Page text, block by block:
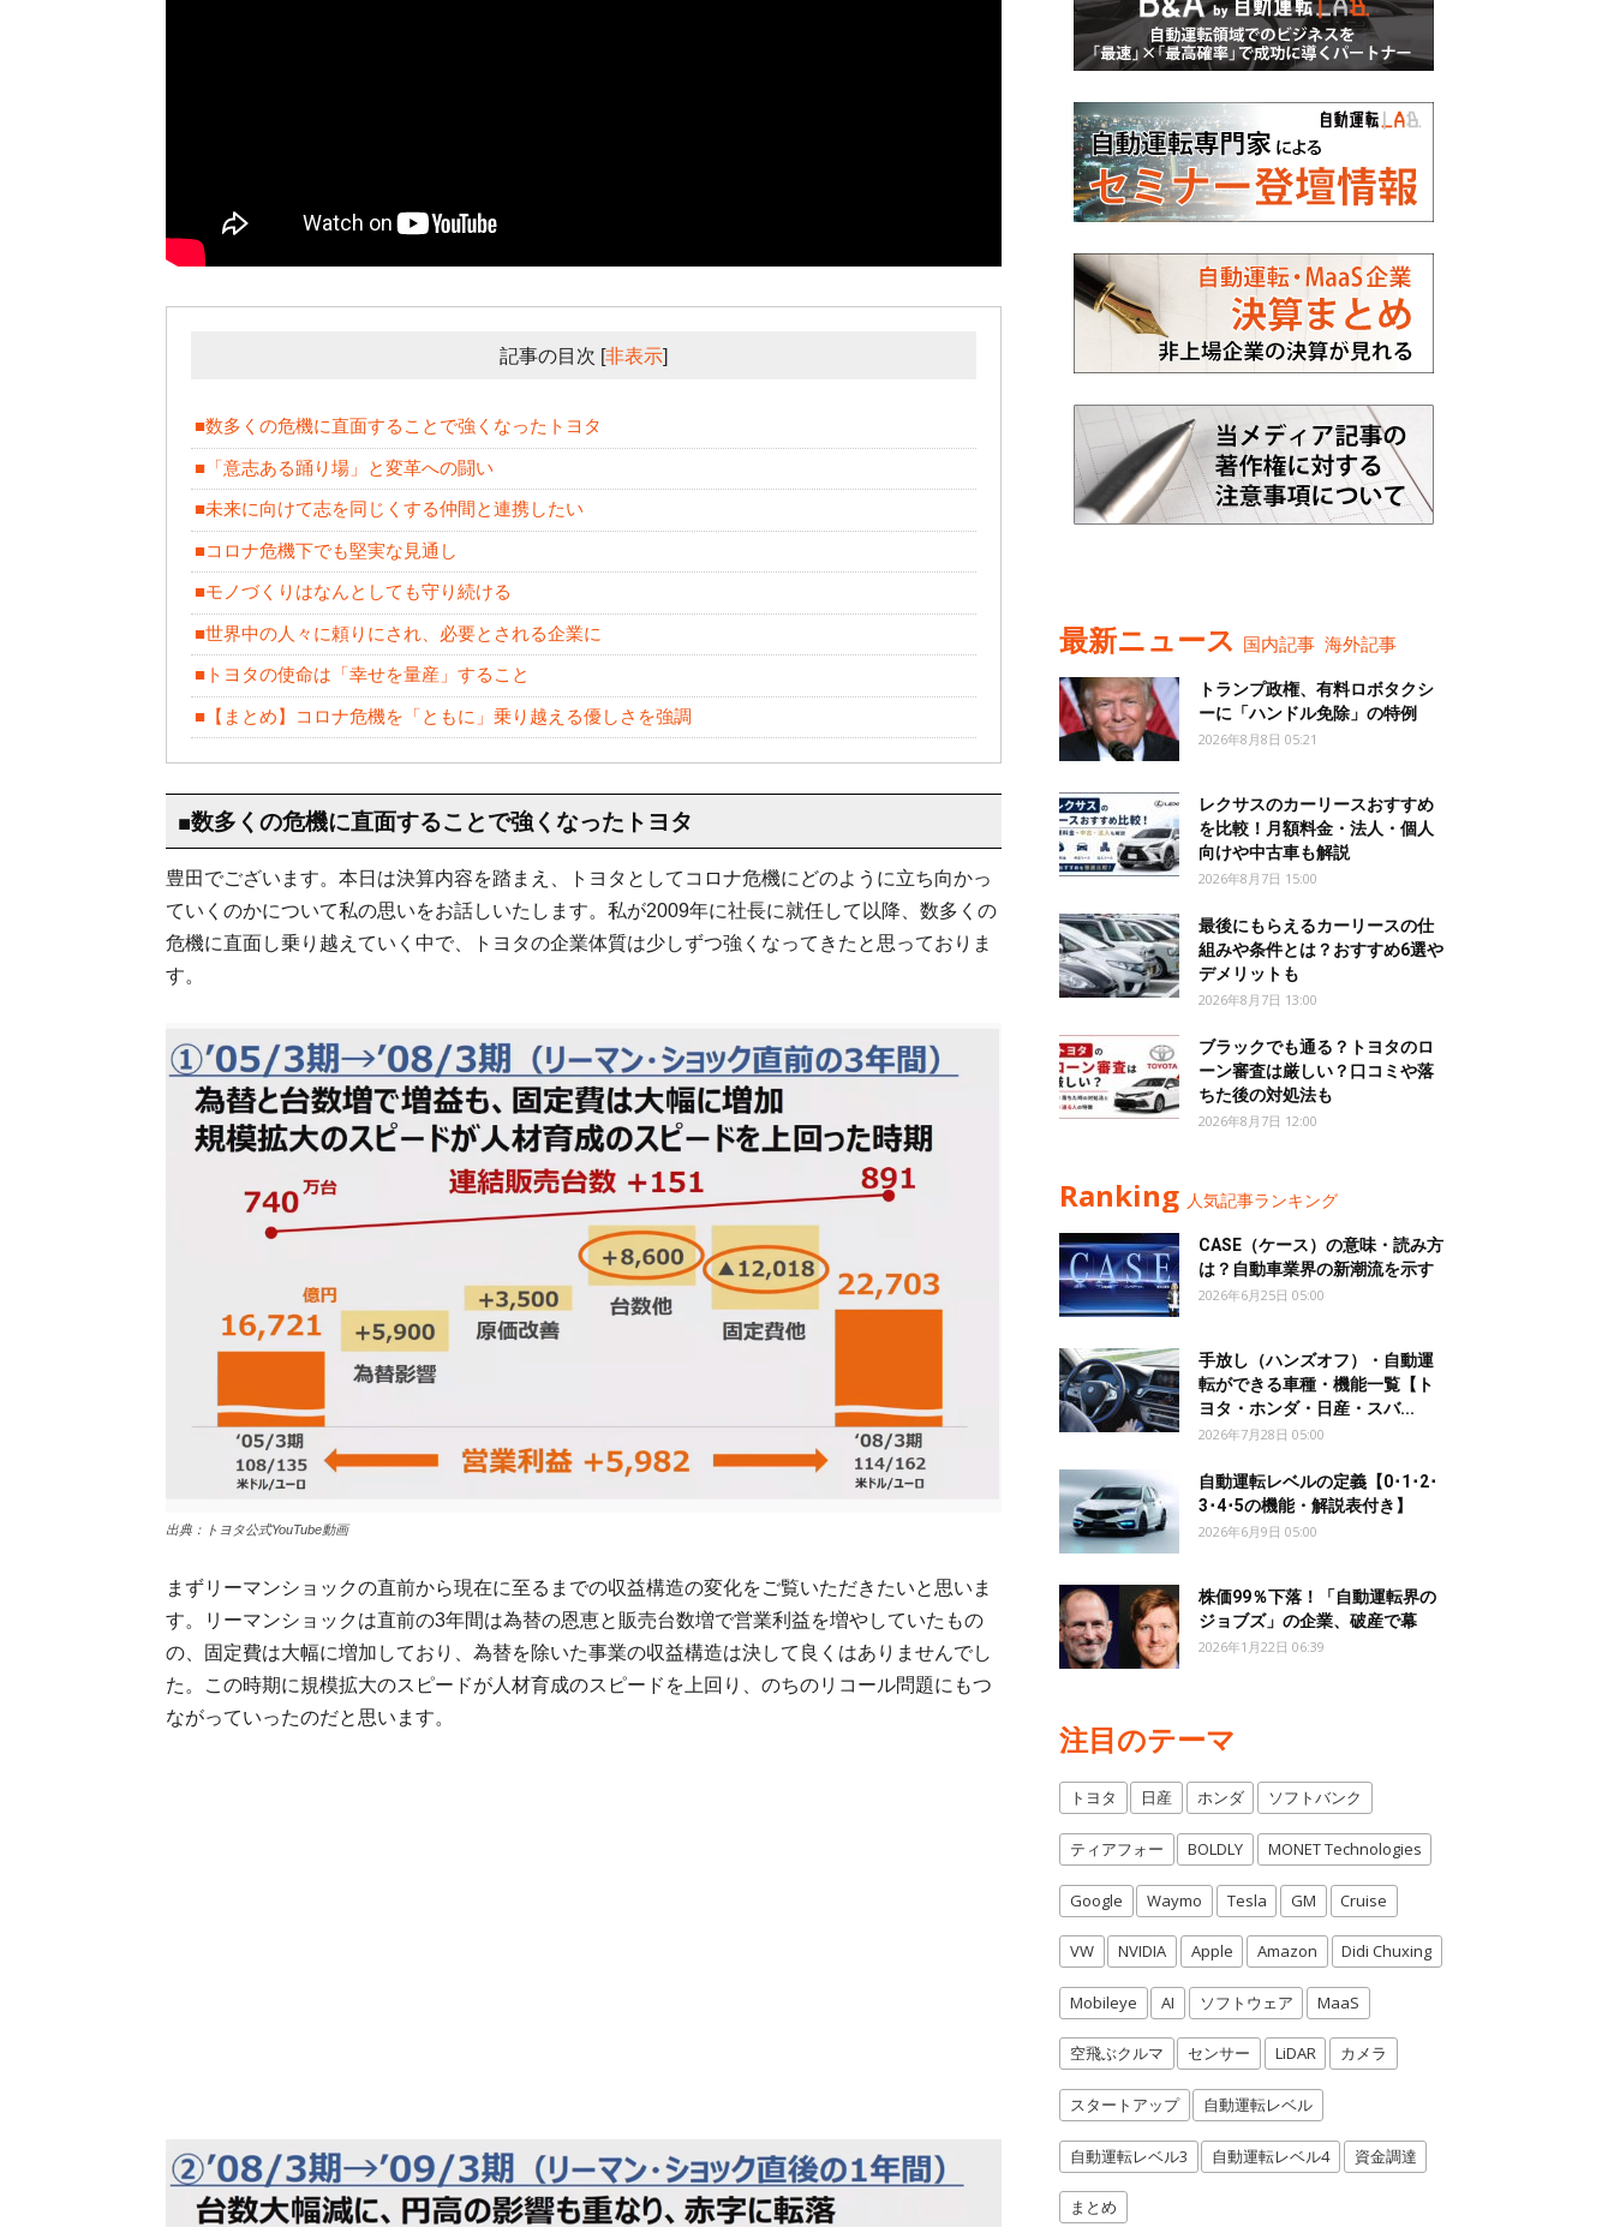
記事の目次 [非表示]
■数多くの危機に直面することで強くなったトヨタ
■「意志ある踊り場」と変革への闘い
■未来に向けて志を同じくする仲間と連携したい
■コロナ危機下でも堅実な見通し
■モノづくりはなんとしても守り続ける
■世界中の人々に頼りにされ、必要とされる企業に
■トヨタの使命は「幸せを量産」すること
■【まとめ】コロナ危機を「ともに」乗り越える優しさを強調
■数多くの危機に直面することで強くなったトヨタ
豊田でございます。本日は決算内容を踏まえ、トヨタとしてコロナ危機にどのように立ち向かっ
ていくのかについて私の思いをお話しいたします。私が2009年に社長に就任して以降、数多くの
危機に直面し乗り越えていく中で、トヨタの企業体質は少しずつ強くなってきたと思っておりま
す。
出典：トヨタ公式YouTube動画
まずリーマンショックの直前から現在に至るまでの収益構造の変化をご覧いただきたいと思いま
す。リーマンショックは直前の3年間は為替の恩恵と販売台数増で営業利益を増やしていたもの
の、固定費は大幅に増加しており、為替を除いた事業の収益構造は決して良くはありませんでし
た。この時期に規模拡大のスピードが人材育成のスピードを上回り、のちのリコール問題にもつ
ながっていったのだと思います。
最新ニュース 国内記事 海外記事
トランプ政権、有料ロボタクシ
ーに「ハンドル免除」の特例
2026年8月8日 05:21
レクサスのカーリースおすすめ
を比較！月額料金・法人・個人
向けや中古車も解説
2026年8月7日 15:00
最後にもらえるカーリースの仕
組みや条件とは？おすすめ6選や
デメリットも
2026年8月7日 13:00
ブラックでも通る？トヨタのロ
ーン審査は厳しい？口コミや落
ちた後の対処法も
2026年8月7日 12:00
Ranking 人気記事ランキング
CASE（ケース）の意味・読み方
は？自動車業界の新潮流を示す
2026年6月25日 05:00
手放し（ハンズオフ）・自動運
転ができる車種・機能一覧【ト
ヨタ・ホンダ・日産・スバ...
2026年7月28日 05:00
自動運転レベルの定義【0･1･2･
3･4･5の機能・解説表付き】
2026年6月9日 05:00
株価99％下落！「自動運転界の
ジョブズ」の企業、破産で幕
2026年1月22日 06:39
注目のテーマ
トヨタ 日産 ホンダ ソフトバンク
ティアフォー BOLDLY MONET Technologies
Google Waymo Tesla GM Cruise
VW NVIDIA Apple Amazon Didi Chuxing
Mobileye AI ソフトウェア MaaS
空飛ぶクルマ センサー LiDAR カメラ
スタートアップ 自動運転レベル
自動運転レベル3 自動運転レベル4 資金調達
まとめ